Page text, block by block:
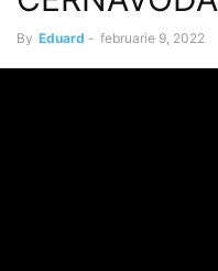
By Eduard - februarie 9, 2022